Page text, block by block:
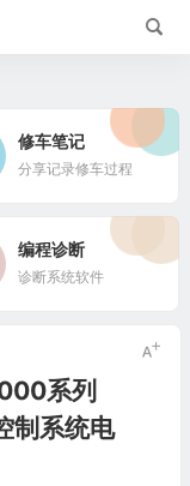
修车笔记
分享记录修车过程
编程诊断
诊断系统软件
系列
制系统电